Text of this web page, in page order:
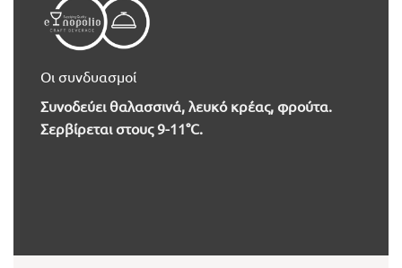
Οι συνδυασμοί
Συνοδεύει θαλασσινά, λευκό κρέας, φρούτα.
Σερβίρεται στους 9-11°C.